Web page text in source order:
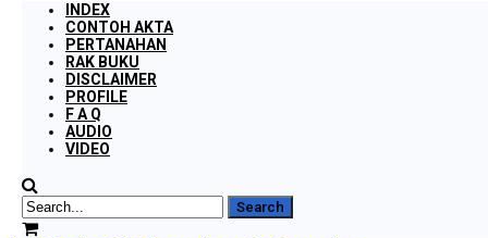
INDEX
CONTOH AKTA
PERTANAHAN
RAK BUKU
DISCLAIMER
PROFILE
F A Q
AUDIO
VIDEO